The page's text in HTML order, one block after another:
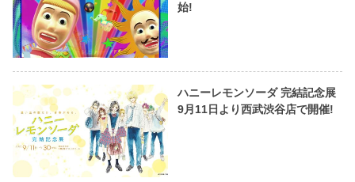
始!
ハニーレモンソーダ 完結記念展
9月11日より西武渋谷店で開催!